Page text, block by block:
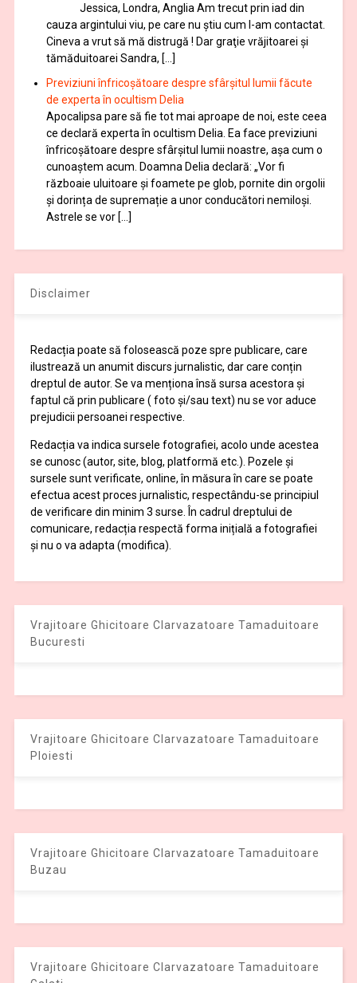
Jessica, Londra, Anglia Am trecut prin iad din
cauza argintului viu, pe care nu știu cum l-am contactat.
Cineva a vrut să mă distrugă ! Dar graţie vrăjitoarei și
tămăduitoarei Sandra, […]
Previziuni înfricoșătoare despre sfârșitul lumii făcute
de experta în ocultism Delia
Apocalipsa pare să fie tot mai aproape de noi, este ceea
ce declară experta în ocultism Delia. Ea face previziuni
înfricoșătoare despre sfârșitul lumii noastre, așa cum o
cunoaștem acum. Doamna Delia declară: „Vor fi
războaie uluitoare și foamete pe glob, pornite din orgolii
și dorința de supremație a unor conducători nemiloși.
Astrele se vor […]
Disclaimer
Redacția poate să folosească poze spre publicare, care
ilustrează un anumit discurs jurnalistic, dar care conțin
dreptul de autor. Se va menționa însă sursa acestora și
faptul că prin publicare ( foto și/sau text) nu se vor aduce
prejudicii persoanei respective.
Redacția va indica sursele fotografiei, acolo unde acestea
se cunosc (autor, site, blog, platformă etc.). Pozele și
sursele sunt verificate, online, în măsura în care se poate
efectua acest proces jurnalistic, respectându-se principiul
de verificare din minim 3 surse. În cadrul dreptului de
comunicare, redacția respectă forma inițială a fotografiei
și nu o va adapta (modifica).
Vrajitoare Ghicitoare Clarvazatoare Tamaduitoare
Bucuresti
Vrajitoare Ghicitoare Clarvazatoare Tamaduitoare
Ploiesti
Vrajitoare Ghicitoare Clarvazatoare Tamaduitoare
Buzau
Vrajitoare Ghicitoare Clarvazatoare Tamaduitoare